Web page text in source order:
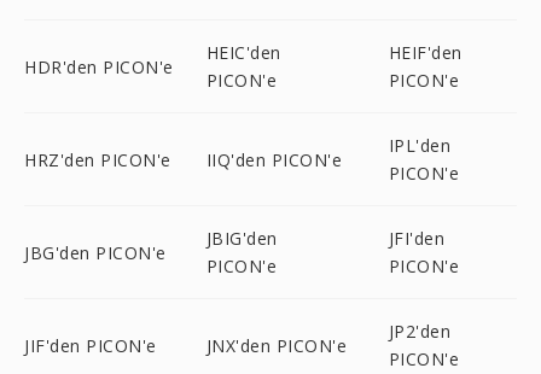
HDR'den PICON'e
HEIC'den
PICON'e
HEIF'den
PICON'e
HRZ'den PICON'e IIQ'den PICON'e
IPL'den
PICON'e
JBG'den PICON'e
JBIG'den
PICON'e
JFI'den
PICON'e
JIF'den PICON'e JNX'den PICON'e
JP2'den
PICON'e